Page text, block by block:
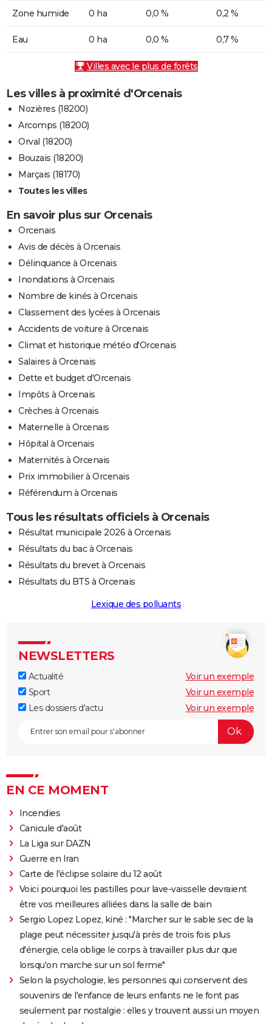
Zone humide 0 ha 0,0 % 0,2 %
Eau 0 ha 0,0 % 0,7 %
Villes avec le plus de forêts
Les villes à proximité d'Orcenais
Nozières (18200)
Arcomps (18200)
Orval (18200)
Bouzais (18200)
Marçais (18170)
Toutes les villes
En savoir plus sur Orcenais
Orcenais
Avis de décès à Orcenais
Délinquance à Orcenais
Inondations à Orcenais
Nombre de kinés à Orcenais
Classement des lycées à Orcenais
Accidents de voiture à Orcenais
Climat et historique météo d'Orcenais
Salaires à Orcenais
Dette et budget d'Orcenais
Impôts à Orcenais
Crèches à Orcenais
Maternelle à Orcenais
Hôpital à Orcenais
Maternités à Orcenais
Prix immobilier à Orcenais
Référendum à Orcenais
Tous les résultats officiels à Orcenais
Résultat municipale 2026 à Orcenais
Résultats du bac à Orcenais
Résultats du brevet à Orcenais
Résultats du BTS à Orcenais
Lexique des polluants
NEWSLETTERS
Actualité
Voir un exemple
Sport
Voir un exemple
Les dossiers d'actu
Voir un exemple
EN CE MOMENT
Incendies
Canicule d'août
La Liga sur DAZN
Guerre en Iran
Carte de l'éclipse solaire du 12 août
Voici pourquoi les pastilles pour lave-vaisselle devraient
être vos meilleures alliées dans la salle de bain
Sergio Lopez Lopez, kiné : "Marcher sur le sable sec de la
plage peut nécessiter jusqu'à près de trois fois plus
d'énergie, cela oblige le corps à travailler plus dur que
lorsqu'on marche sur un sol ferme"
Selon la psychologie, les personnes qui conservent des
souvenirs de l'enfance de leurs enfants ne le font pas
seulement par nostalgie : elles y trouvent aussi un moyen